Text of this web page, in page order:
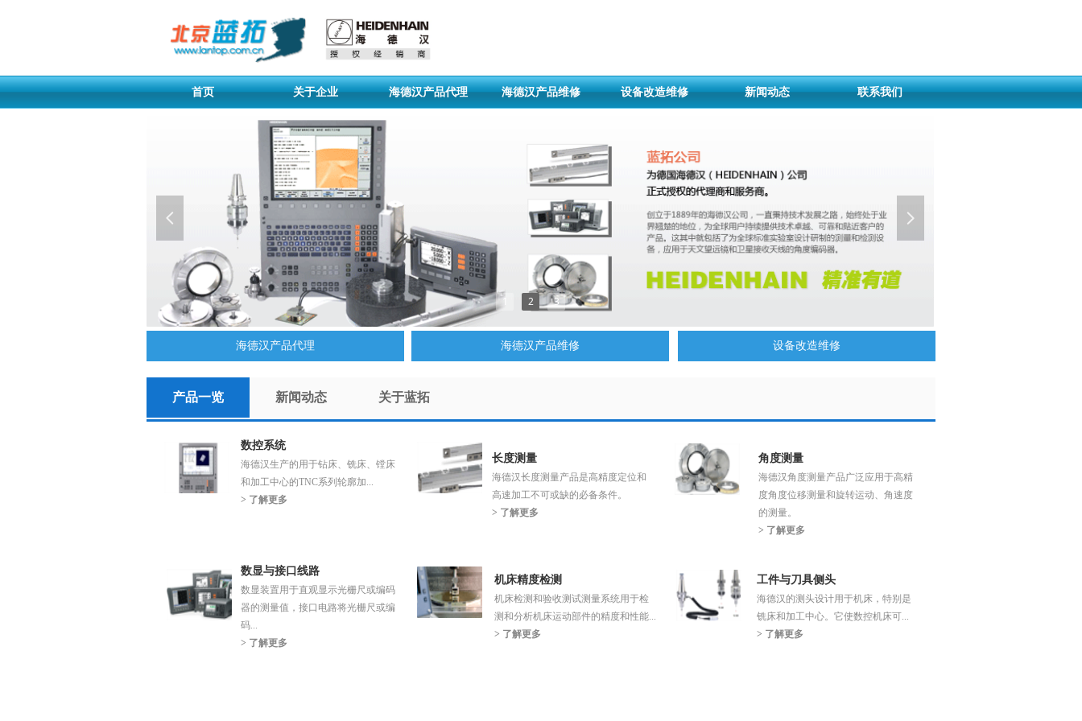
首页 关于企业 海德汉产品代理 海德汉产品维修 设备改造维修 新闻动态 联系我们
1 2 3
넳 넲
产品一览 新闻动态 关于蓝拓
工件与刀具侧头
海德汉的测头设计用于机床，特别是
铣床和加工中心。它使数控机床可...
> 了解更多
机床精度检测
机床检测和验收测试测量系统用于检
测和分析机床运动部件的精度和性能...
> 了解更多
长度测量
海德汉长度测量产品是高精度定位和
高速加工不可或缺的必备条件。
> 了解更多
数控系统
海德汉生产的用于钻床、铣床、镗床
和加工中心的TNC系列轮廓加...
> 了解更多
数显与接口线路
数显装置用于直观显示光栅尺或编码
器的测量值，接口电路将光栅尺或编
码...
> 了解更多
角度测量
海德汉角度测量产品广泛应用于高精
度角度位移测量和旋转运动、角速度
的测量。
> 了解更多
海德汉产品代理 海德汉产品维修 设备改造维修